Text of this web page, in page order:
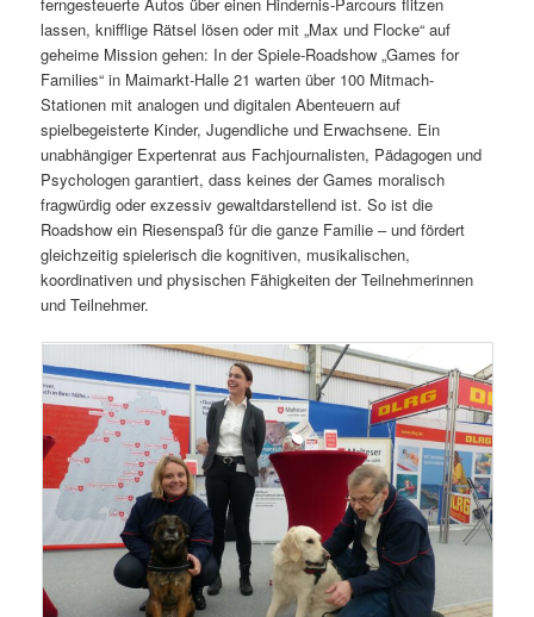
lassen, knifflige Rätsel lösen oder mit „Max und Flocke“ auf
geheime Mission gehen: In der Spiele-Roadshow „Games for
Families“ in Maimarkt-Halle 21 warten über 100 Mitmach-
Stationen mit analogen und digitalen Abenteuern auf
spielbegeisterte Kinder, Jugendliche und Erwachsene. Ein
unabhängiger Expertenrat aus Fachjournalisten, Pädagogen und
Psychologen garantiert, dass keines der Games moralisch
fragwürdig oder exzessiv gewaltdarstellend ist. So ist die
Roadshow ein Riesenspaß für die ganze Familie – und fördert
gleichzeitig spielerisch die kognitiven, musikalischen,
koordinativen und physischen Fähigkeiten der Teilnehmerinnen
und Teilnehmer.